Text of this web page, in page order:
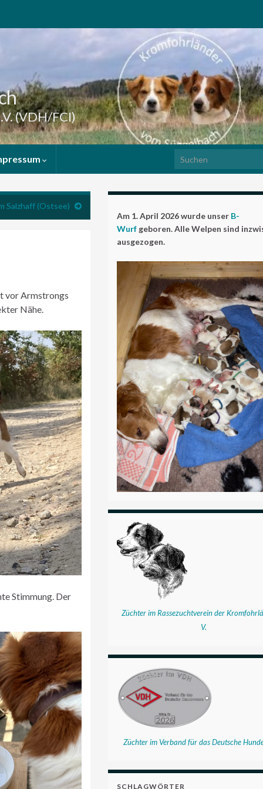
(VDH/FCI)
Search for:
Salzhaff (Ostsee)
vor Armstrongs
Nähe.
Stimmung. Der
Am 1. April 2026 wurde unser B-
Wurf geboren. Alle Welpen sind
ausgezogen.
Züchter im Rassezuchtverein der
V.
Züchter im Verband für das Deutsche
SCHLAGWÖRTER